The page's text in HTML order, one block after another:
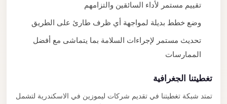
تقييم مستمر لأداء السائقين والتزامهم
وضع خطط بديلة لمواجهة أي ظرف طارئ على الطريق
تحديث مستمر لإجراءات السلامة بما يتماشى مع أفضل
الممارسات
تغطيتنا الجغرافية
تمتد شبكة تغطيتنا في تقديم شركات ليموزين في الاسكندرية لتشمل